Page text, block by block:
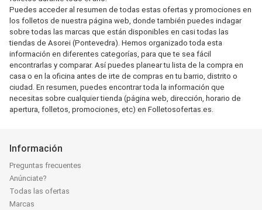
Puedes acceder al resumen de todas estas ofertas y promociones en
los folletos de nuestra página web, donde también puedes indagar
sobre todas las marcas que están disponibles en casi todas las
tiendas de Asorei (Pontevedra). Hemos organizado toda esta
información en diferentes categorías, para que te sea fácil
encontrarlas y comparar. Así puedes planear tu lista de la compra en
casa o en la oficina antes de irte de compras en tu barrio, distrito o
ciudad. En resumen, puedes encontrar toda la información que
necesitas sobre cualquier tienda (página web, dirección, horario de
apertura, folletos, promociones, etc) en Folletosofertas.es.
Información
Preguntas frecuentes
Anúnciate?
Todas las ofertas
Marcas